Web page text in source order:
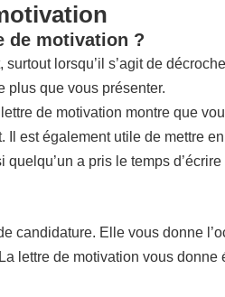
de motivation ?
lorsqu’il s’agit de
plus que vous présenter.
de motivation montre que
est également utile de mettre
a pris le temps
candidature. Elle vous donne
lettre de motivation vous